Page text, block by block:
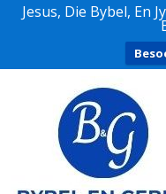
Jesus, Die Bybel, En